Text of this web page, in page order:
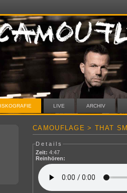
LIVE ARCHIV
CAMOUFLAGE > THAT
Details
Zeit: 4:47
Reinhören: